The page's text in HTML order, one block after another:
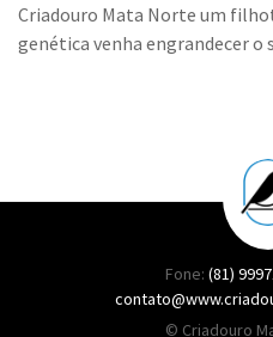
Criadouro Mata Norte um
genética venha engrandecer o
Fone: (81)
© Criadouro